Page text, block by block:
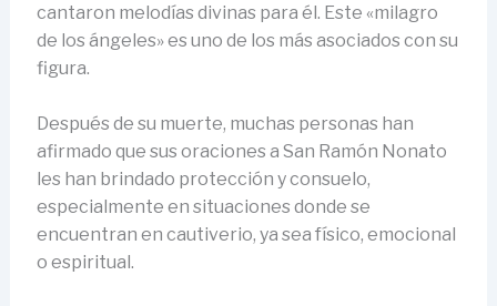
cantaron melodías divinas para él. Este «milagro
de los ángeles» es uno de los más asociados con su
figura.
Después de su muerte, muchas personas han
afirmado que sus oraciones a San Ramón Nonato
les han brindado protección y consuelo,
especialmente en situaciones donde se
encuentran en cautiverio, ya sea físico, emocional
o espiritual.